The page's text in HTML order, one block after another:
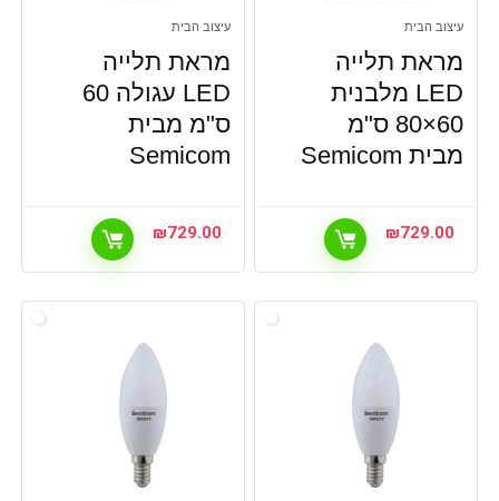
עיצוב הבית
מראת תלייה
LED מלבנית
60×80 ס"מ
מבית Semicom
₪729.00
עיצוב הבית
מראת תלייה
LED עגולה 60
ס"מ מבית
Semicom
₪729.00